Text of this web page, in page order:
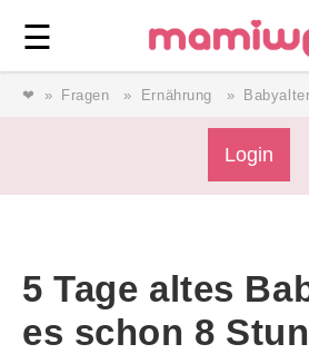
☰ ⎯ Wir lieben
❤ Fragen Ernährung Babyalter
Login
5 Tage altes
es schon 8
Forum